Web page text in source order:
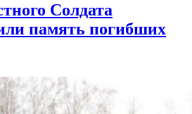
Солдата
память погибших